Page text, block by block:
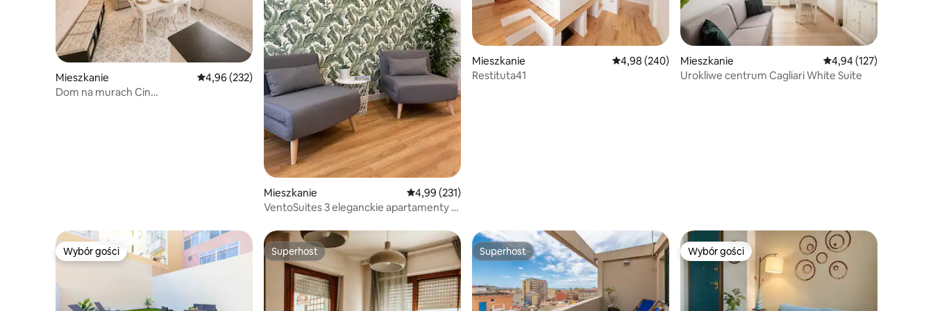
Mieszkanie Średnia ocena: 4,96 na 5, liczba recenzji: 232
4,96 (232)
Dom na murach Cin
Mieszkanie Średnia ocena: 4,99 na 5, liczba recenzji: 231
4,99 (231)
VentoSuites 3 eleganckie apartamenty w
Mieszkanie Średnia ocena: 4,98 na 5, liczba recenzji: 240
4,98 (240)
Restituta41
Mieszkanie Średnia ocena: 4,94
4,94 (127)
Urokliwe centrum Cagliari White Suite
Wybór gości
Wybór gości Superhost
Superhost Superhost
Superhost Wybór gości
Wybór gości